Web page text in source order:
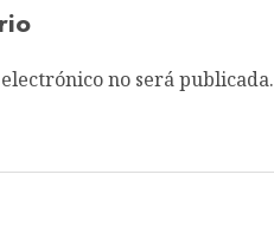
no será publicada.